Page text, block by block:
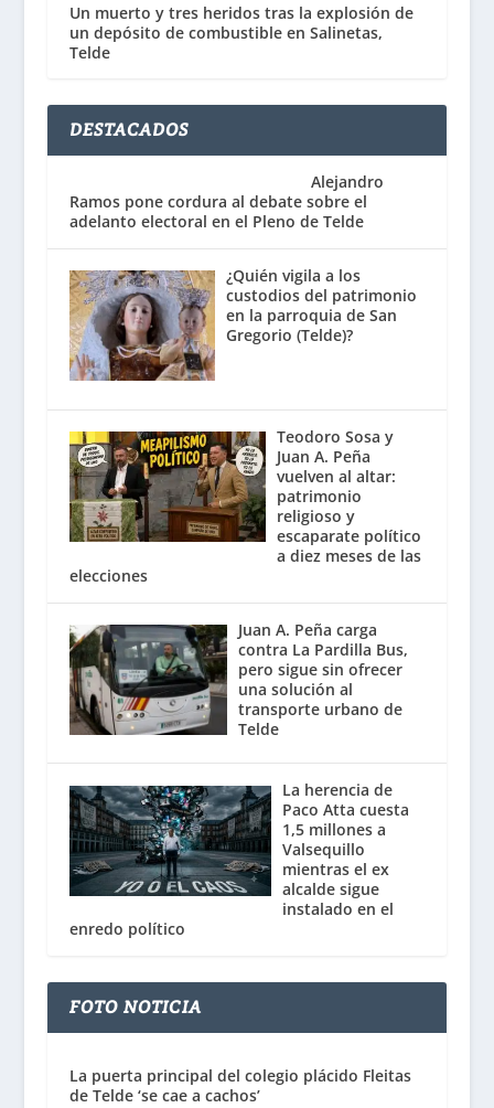
Un muerto y tres heridos tras la explosión de
un depósito de combustible en Salinetas,
Telde
DESTACADOS
Alejandro
Ramos pone cordura al debate sobre el
adelanto electoral en el Pleno de Telde
¿Quién vigila a los
custodios del patrimonio
en la parroquia de San
Gregorio (Telde)?
Teodoro Sosa y
Juan A. Peña
vuelven al altar:
patrimonio
religioso y
escaparate político
a diez meses de las
elecciones
Juan A. Peña carga
contra La Pardilla Bus,
pero sigue sin ofrecer
una solución al
transporte urbano de
Telde
La herencia de
Paco Atta cuesta
1,5 millones a
Valsequillo
mientras el ex
alcalde sigue
instalado en el
enredo político
FOTO NOTICIA
La puerta principal del colegio plácido Fleitas
de Telde ‘se cae a cachos’